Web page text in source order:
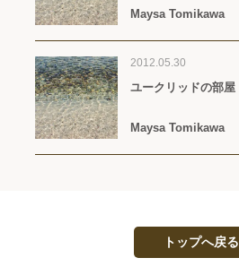
Maysa Tomikawa
2012.05.30
ユークリッドの部屋
Maysa Tomikawa
トップへ戻る